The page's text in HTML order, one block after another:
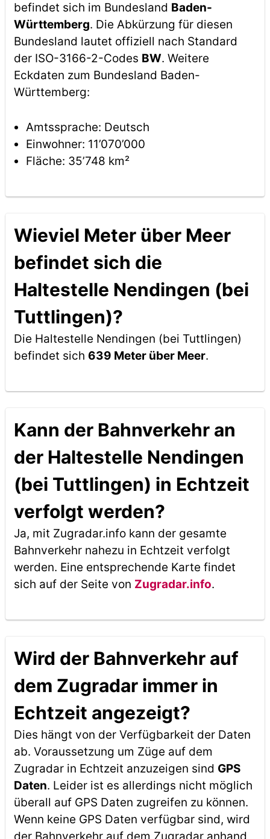
befindet sich im Bundesland Baden-
Württemberg. Die Abkürzung für diesen
Bundesland lautet offiziell nach Standard
der ISO-3166-2-Codes BW. Weitere
Eckdaten zum Bundesland Baden-
Württemberg:
Amtssprache: Deutsch
Einwohner: 11’070’000
Fläche: 35’748 km²
Wieviel Meter über Meer
befindet sich die
Haltestelle Nendingen (bei
Tuttlingen)?
Die Haltestelle Nendingen (bei Tuttlingen)
befindet sich 639 Meter über Meer.
Kann der Bahnverkehr an
der Haltestelle Nendingen
(bei Tuttlingen) in Echtzeit
verfolgt werden?
Ja, mit Zugradar.info kann der gesamte
Bahnverkehr nahezu in Echtzeit verfolgt
werden. Eine entsprechende Karte findet
sich auf der Seite von Zugradar.info.
Wird der Bahnverkehr auf
dem Zugradar immer in
Echtzeit angezeigt?
Dies hängt von der Verfügbarkeit der Daten
ab. Voraussetzung um Züge auf dem
Zugradar in Echtzeit anzuzeigen sind GPS
Daten. Leider ist es allerdings nicht möglich
überall auf GPS Daten zugreifen zu können.
Wenn keine GPS Daten verfügbar sind, wird